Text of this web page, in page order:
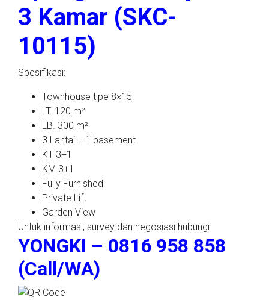
3 Kamar (SKC-
10115)
Spesifikasi:
Townhouse tipe 8×15
LT. 120 m²
LB. 300 m²
3 Lantai + 1 basement
KT 3+1
KM 3+1
Fully Furnished
Private Lift
Garden View
Untuk informasi, survey dan negosiasi hubungi:
YONGKI – 0816 958 858
(Call/WA)